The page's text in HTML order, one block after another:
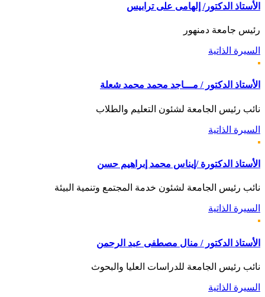
الأستاذ الدكتور/ إلهامى على ترابيس
رئيس جامعة دمنهور
السيرة الذاتية
الأستاذ الدكتور / مـــاجد محمد محمد شعلة
نائب رئيس الجامعة لشئون التعليم والطلاب
السيرة الذاتية
الأستاذ الدكتورة /إيناس محمد إبراهيم حسن
نائب رئيس الجامعة لشئون خدمة المجتمع وتنمية البيئة
السيرة الذاتية
الأستاذ الدكتور / منال مصطفى عبد الرحمن
نائب رئيس الجامعة للدراسات العليا والبحوث
السيرة الذاتية